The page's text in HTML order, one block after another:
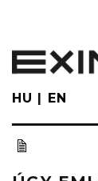
main
content
HU EN